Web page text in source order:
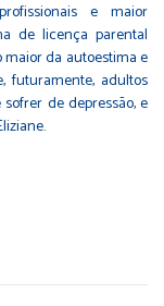
e maior
de licença parental
da autoestima e
futuramente, adultos
de depressão, e